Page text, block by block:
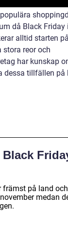
då Black Friday
alltid starten
reor och
har kunskap
dessa tillfällen på
främst på land och
medan